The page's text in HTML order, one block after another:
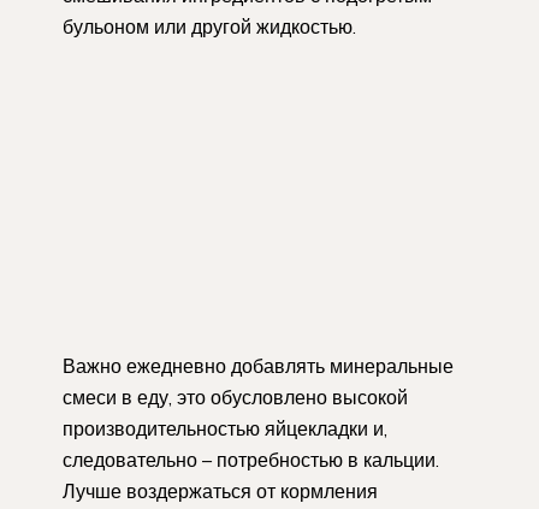
бульоном или другой жидкостью.
Важно ежедневно добавлять минеральные
смеси в еду, это обусловлено высокой
производительностью яйцекладки и,
следовательно – потребностью в кальции.
Лучше воздержаться от кормления